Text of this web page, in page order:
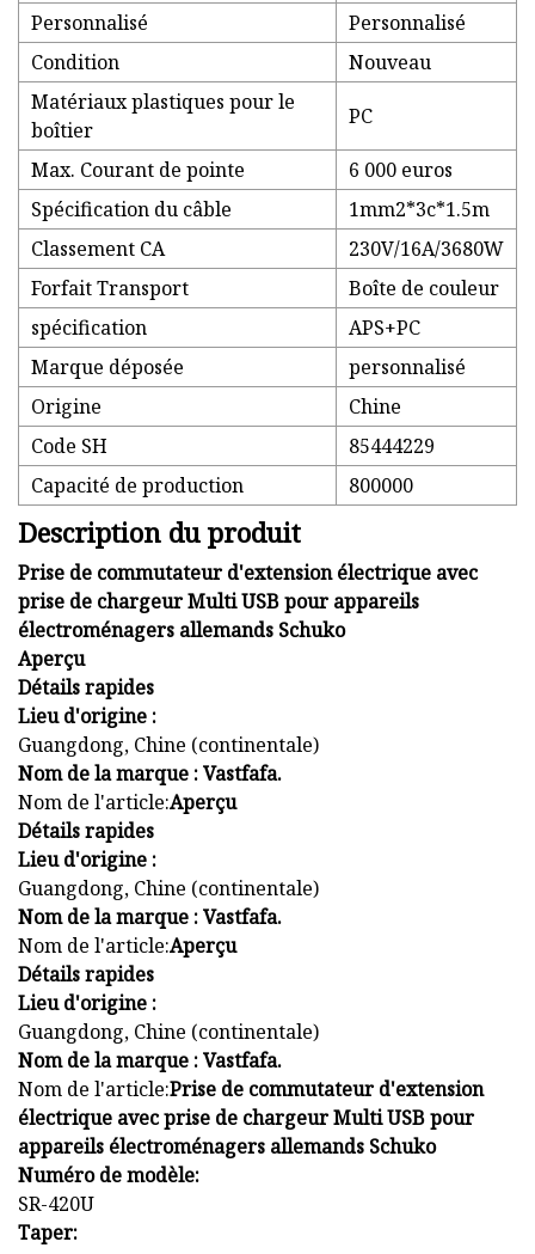
Personnalisé
Personnalisé
Condition
Nouveau
Matériaux plastiques pour le
boîtier
PC
Max. Courant de pointe
6 000 euros
Spécification du câble
1mm2*3c*1.5m
Classement CA
230V/16A/3680W
Forfait Transport
Boîte de couleur
spécification
APS+PC
Marque déposée
personnalisé
Origine
Chine
Code SH
85444229
Capacité de production
800000
Description du produit
Prise de commutateur d'extension électrique avec
prise de chargeur Multi USB pour appareils
électroménagers allemands Schuko
Aperçu
Détails rapides
Lieu d'origine :
Guangdong, Chine (continentale)
Nom de la marque : Vastfafa.
Nom de l'article:Aperçu
Détails rapides
Lieu d'origine :
Guangdong, Chine (continentale)
Nom de la marque : Vastfafa.
Nom de l'article:Aperçu
Détails rapides
Lieu d'origine :
Guangdong, Chine (continentale)
Nom de la marque : Vastfafa.
Nom de l'article:Prise de commutateur d'extension
électrique avec prise de chargeur Multi USB pour
appareils électroménagers allemands Schuko
Numéro de modèle:
SR-420U
Taper: